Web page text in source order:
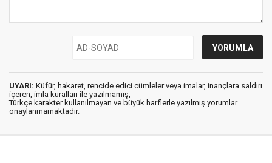
UYARI: Küfür, hakaret, rencide edici cümleler veya imalar, inançlara saldırı
içeren, imla kuralları ile yazılmamış,
Türkçe karakter kullanılmayan ve büyük harflerle yazılmış yorumlar
onaylanmamaktadır.